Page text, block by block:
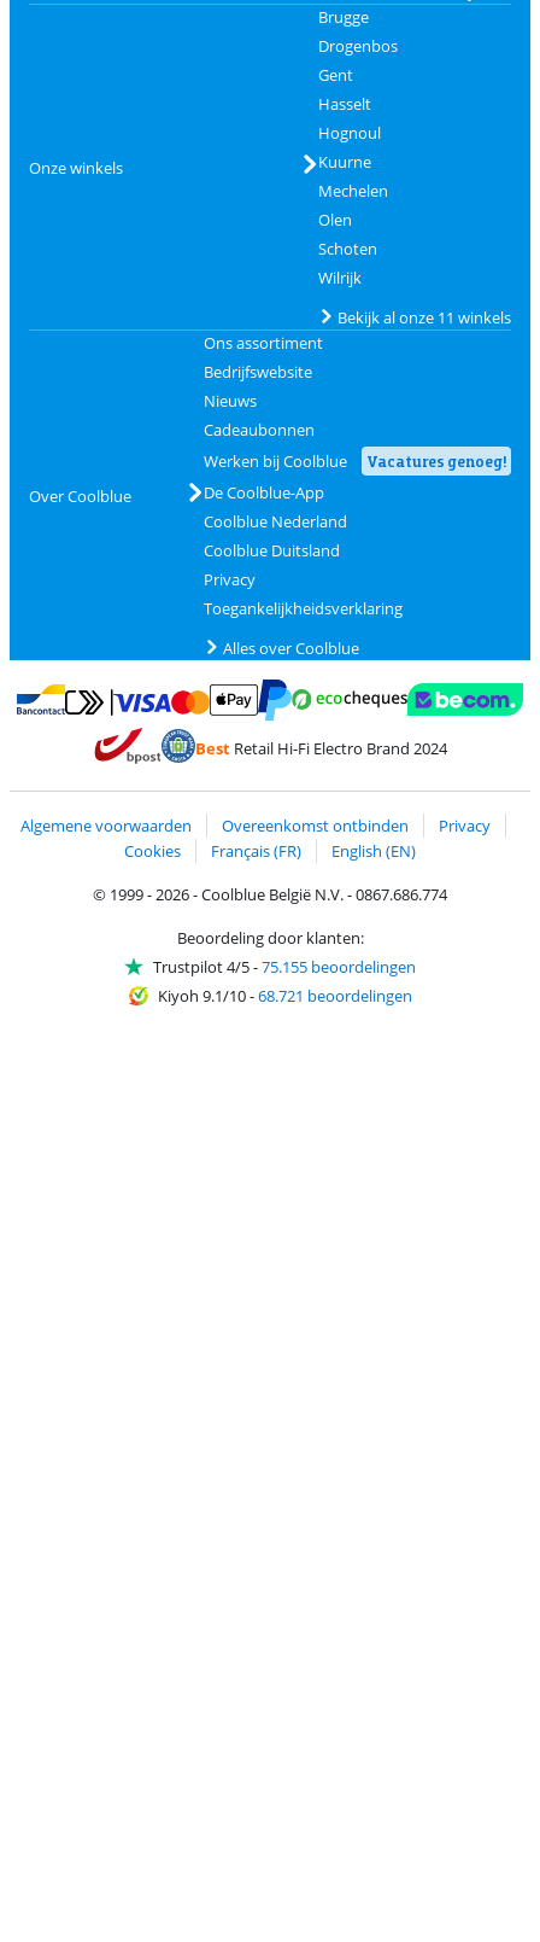
Onze winkels
Brugge
Drogenbos
Gent
Hasselt
Hognoul
Kuurne
Mechelen
Olen
Schoten
Wilrijk
Bekijk al onze 11 winkels
Over Coolblue
Ons assortiment
Bedrijfswebsite
Nieuws
Cadeaubonnen
Werken bij Coolblue
Vacatures genoeg!
De Coolblue-App
Coolblue Nederland
Coolblue Duitsland
Privacy
Toegankelijkheidsverklaring
Alles over Coolblue
Betalen met Bancontact
Betalen met MasterCard en Visa via ClickToPay
Betalen met PayPal
BestRetail Hi-Fi Electro Brand 2024
Algemene voorwaarden Overeenkomst ontbinden
Privacy
Cookies
Français (FR)
English (EN)
© 1999 - 2026 - Coolblue België N.V. - 0867.686.774
Beoordeling door klanten:
Trustpilot 4/5-75.155 beoordelingen
Kiyoh 9.1/10-68.721 beoordelingen